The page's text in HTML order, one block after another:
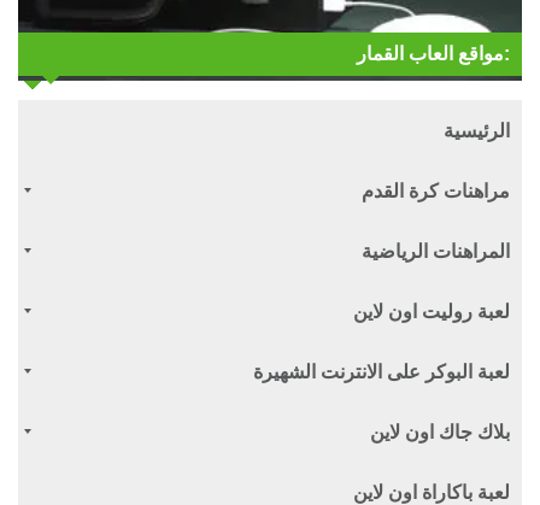
مواقع العاب القمار:
الرئيسية
مراهنات كرة القدم
المراهنات الرياضية
لعبة روليت اون لاين
لعبة البوكر على الانترنت الشهيرة
بلاك جاك اون لاين
لعبة باكاراة اون لاين